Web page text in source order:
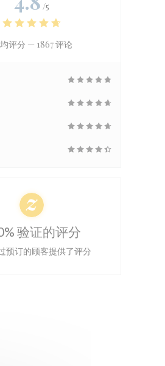
/5
评分 — 1867 评论
验证的评分
预订的顾客提供了评分